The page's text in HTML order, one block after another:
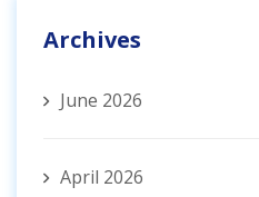
Archives
June 2026
April 2026